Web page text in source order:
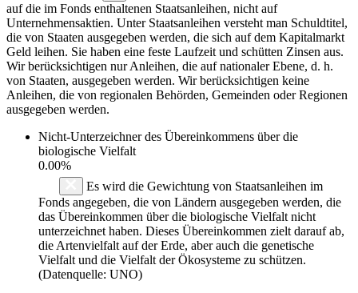
auf die im Fonds enthaltenen Staatsanleihen, nicht auf
Unternehmensaktien. Unter Staatsanleihen versteht man Schuldtitel,
die von Staaten ausgegeben werden, die sich auf dem Kapitalmarkt
Geld leihen. Sie haben eine feste Laufzeit und schütten Zinsen aus.
Wir berücksichtigen nur Anleihen, die auf nationaler Ebene, d. h.
von Staaten, ausgegeben werden. Wir berücksichtigen keine
Anleihen, die von regionalen Behörden, Gemeinden oder Regionen
ausgegeben werden.
Nicht-Unterzeichner des Übereinkommens über die
biologische Vielfalt
0.00%
Es wird die Gewichtung von Staatsanleihen im
Fonds angegeben, die von Ländern ausgegeben werden, die
das Übereinkommen über die biologische Vielfalt nicht
unterzeichnet haben. Dieses Übereinkommen zielt darauf ab,
die Artenvielfalt auf der Erde, aber auch die genetische
Vielfalt und die Vielfalt der Ökosysteme zu schützen.
(Datenquelle: UNO)